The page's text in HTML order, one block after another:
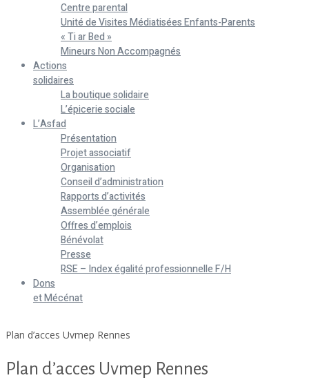
Centre parental
Unité de Visites Médiatisées Enfants-Parents
« Ti ar Bed »
Mineurs Non Accompagnés
Actions
solidaires
La boutique solidaire
L’épicerie sociale
L’Asfad
Présentation
Projet associatif
Organisation
Conseil d’administration
Rapports d’activités
Assemblée générale
Offres d’emplois
Bénévolat
Presse
RSE – Index égalité professionnelle F/H
Dons
et Mécénat
Plan d’acces Uvmep Rennes
Plan d’acces Uvmep Rennes